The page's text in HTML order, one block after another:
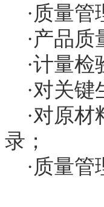
·质量管
·产品质
·计量检
·对关键
·对原材
录；
·质量管